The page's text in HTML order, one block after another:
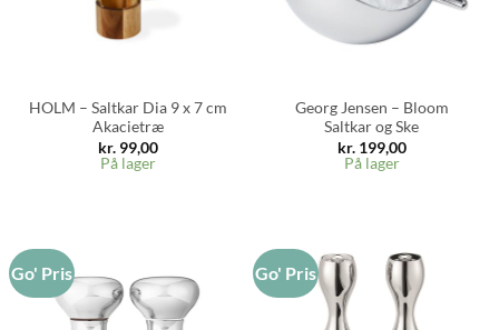
HOLM – Saltkar Dia 9 x 7 cm
Akacietræ
kr.99,00
På lager
Georg Jensen – Bloom
Saltkar og Ske
kr.199,00
På lager
Go' Pris Go' Pris